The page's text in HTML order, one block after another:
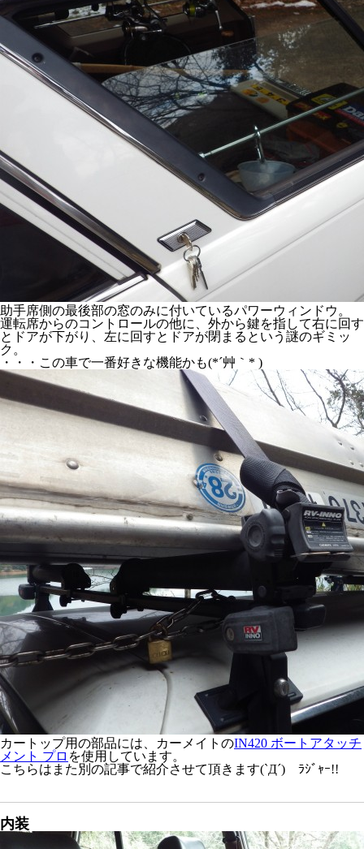
助手席側の最後部の窓のみに付いているパワーウィンドウ。
運転席からのコントロールの他に、外から鍵を指して右に回す
とドアが下がり、左に回すとドアが閉まるという謎のギミッ
ク。
・・・この車で一番好きな機能かも(*´艸｀* )
カートップ用の部品には、カーメイトのIN420 ボートアタッチ
メント プロ を使用しています。
こちらはまた別の記事で紹介させて頂きます(`Д´)ゞﾗｼﾞｬｰ!!
内装